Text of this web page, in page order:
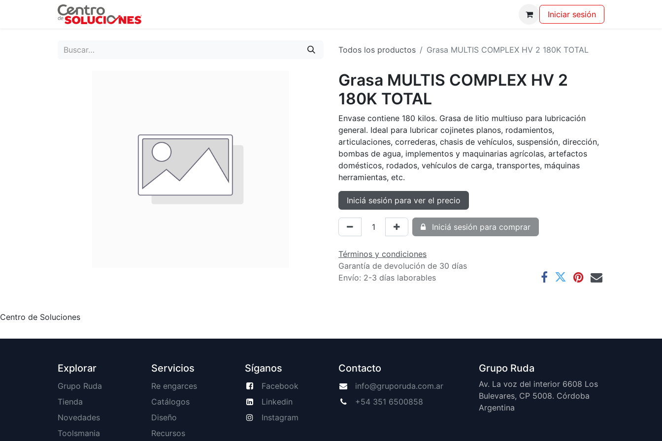
Iniciar sesión
Todos los productos Grasa MULTIS COMPLEX HV 2 180K TOTAL
Grasa MULTIS COMPLEX HV 2
180K TOTAL
Envase contiene 180 kilos. Grasa de litio multiuso para lubricación
general. Ideal para lubricar cojinetes planos, rodamientos,
articulaciones, correderas, chasis de vehículos, suspensión, dirección,
bombas de agua, implementos y maquinarias agrícolas, artefactos
domésticos, rodados, vehículos de carga, transportes, máquinas
herramientas, etc.
Iniciá sesión para ver el precio
Iniciá sesión para comprar
Términos y condiciones
Garantía de devolución de 30 días
Envío: 2-3 días laborables
Centro de Soluciones
Explorar
Grupo Ruda
Tienda
Novedades
Toolsmania
Servicios
Re engarces
Catálogos
Diseño
Recursos
Síganos
Facebook
Linkedin
Instagram
Contacto
info@gruporuda.com.ar
+54 351 6500858
Grupo Ruda
Av. La voz del interior 6608 Los
Bulevares, CP 5008. Córdoba
Argentina